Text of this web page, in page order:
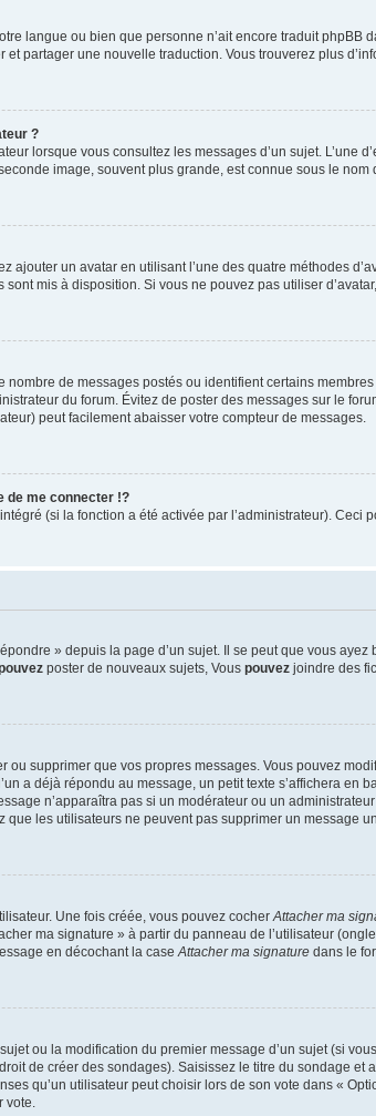
langue ou bien que personne n’ait encore traduit
partager une nouvelle traduction. Vous trouverez plus
?
lorsque vous consultez les messages d’un sujet. L’une
image, souvent plus grande, est connue sous le
ajouter un avatar en utilisant l’une des quatre méthodes
mis à disposition. Si vous ne pouvez pas utiliser
de messages postés ou identifient certains
du forum. Évitez de poster des messages sur le
peut facilement abaisser votre compteur de messages.
de me connecter !?
(si la fonction a été activée par l’administrateur). Ceci
» depuis la page d’un sujet. Il se peut que vous
poster de nouveaux sujets, Vous pouvez joindre des
ou supprimer que vos propres messages. Vous pouvez
a déjà répondu au message, un petit texte s’affichera en
n’apparaîtra pas si un modérateur ou un
les utilisateurs ne peuvent pas supprimer un message
Une fois créée, vous pouvez cocher Attacher ma
ma signature » à partir du panneau de l’utilisateur
en décochant la case Attacher ma signature dans le
ou la modification du premier message d’un sujet (si
de créer des sondages). Saisissez le titre du sondage
qu’un utilisateur peut choisir lors de son vote dans «